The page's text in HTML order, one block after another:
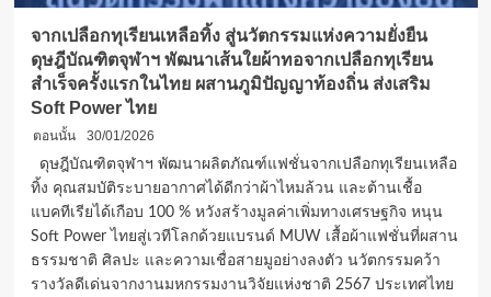
จากเปลือกทุเรียนเหลือทิ้ง สู่นวัตกรรมแห่งความยั่งยืน
ดุษฎีบัณฑิตจุฬาฯ พัฒนาเส้นใยผ้าทอจากเปลือกทุเรียน
สำเร็จครั้งแรกในไทย ผสานภูมิปัญญาท้องถิ่น ส่งเสริม
Soft Power ไทย
ตอนนั้น
30/01/2026
ดุษฎีบัณฑิตจุฬาฯ พัฒนาผลิตภัณฑ์แฟชั่นจากเปลือกทุเรียนเหลือ
ทิ้ง คุณสมบัติระบายอากาศได้ดีกว่าผ้าไหมล้วน และต้านเชื้อ
แบคทีเรียได้เกือบ 100 % หวังสร้างมูลค่าเพิ่มทางเศรษฐกิจ หนุน
Soft Power ไทยสู่เวทีโลกด้วยแบรนด์ MUW เสื้อผ้าแฟชั่นที่ผสาน
ธรรมชาติ ศิลปะ และความเชื่อสายมูอย่างลงตัว นวัตกรรมคว้า
รางวัลดีเด่นจากงานมหกรรมงานวิจัยแห่งชาติ 2567 ประเทศไทย